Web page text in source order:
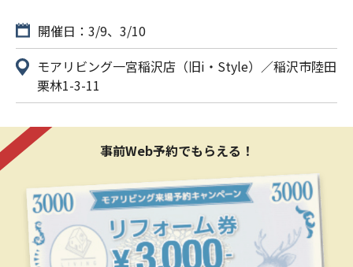
開催日：3/9、3/10
モアリビング一宮稲沢店（旧i・Style）／稲沢市陸田
栗林1-3-11
事前Web予約でもらえる！